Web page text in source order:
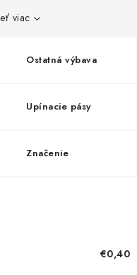
viac
Ostatná výbava
Upínacie pásy
Značenie
€0,40